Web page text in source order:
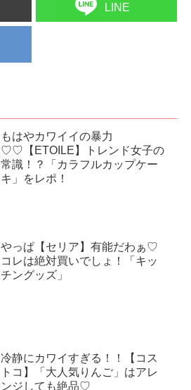
LINE
もはやカワイイの暴力
♡♡【ETOILE】トレンド女子の
常識！？「カラフルカップケー
キ」をレポ！
やっぱ【セリア】有能だわぁ♡
コレは絶対買いでしょ！「キッ
チングッズ」
冷静にカワイすぎる！！【コス
トコ】「大人気りんご」はアレ
ンジしても絶品♡